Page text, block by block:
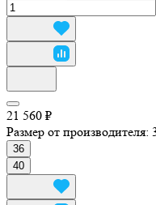
21 560 ₽
Размер от производителя:
36
40